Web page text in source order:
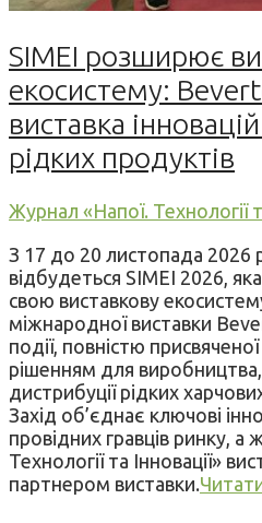
SIMEI розширює
екосистему:
виставка
рідких продуктів
Журнал «Напої. Технології
З 17 до 20 листопада 2026
відбудеться SIMEI 2026,
свою виставкову
міжнародної виставки
події, повністю
рішенням для
дистрибуції рідких
Захід об’єднає ключові
провідних гравців ринку,
Технології та Інновації»
партнером виставки.